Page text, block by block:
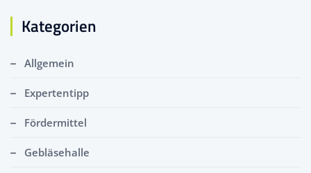
Kategorien
Allgemein
Expertentipp
Fördermittel
Gebläsehalle